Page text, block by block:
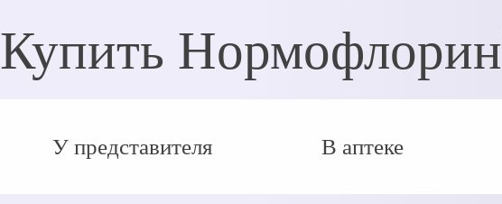
Купить Нормофлорин
У представителя В аптеке